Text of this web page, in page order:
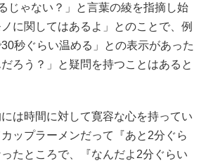
じゃない？」と言葉の綾を指摘し始
に関してはあるよ」とのことで、例
秒ぐらい温める」との表示があった
ろう？」と疑問を持つことはあると
は時間に対して寛容な心を持ってい
ップラーメンだって『あと2分ぐら
たところで、『なんだよ2分ぐらい